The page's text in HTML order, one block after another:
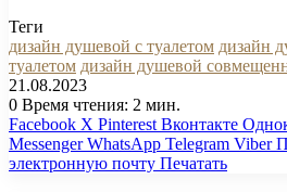
Теги
дизайн душевой с туалетом дизайн
туалетом дизайн душевой
21.08.2023
0 Время чтения: 2 мин.
Facebook X Pinterest Вконтакте
Messenger WhatsApp Telegram Viber
электронную почту Печатать